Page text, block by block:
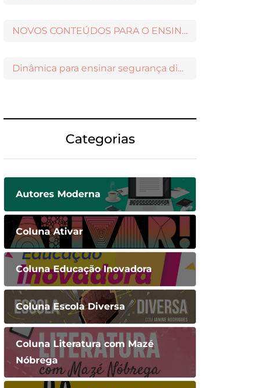
NOVOS CONTEÚDOS PARA O ENSINO MÉDIO DISPONÍVEIS NO MODERNAMIGOS
Dinâmica para ensinar segurança digital nos Anos Iniciais
Categorias
Autores Moderna
Coluna Ativar
Coluna Educação Inovadora
Coluna Escola Diversa
Coluna Literatura com Mazé
Nóbrega